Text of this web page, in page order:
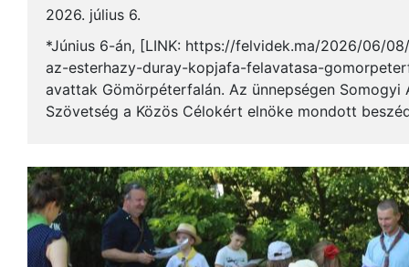
2026. július 6.
*Június 6-án, [LINK: https://felvidek.ma/2026/06/
az-esterhazy-duray-kopjafa-felavatasa-
avattak Gömörpéterfalán. Az ünnepségen
Szövetség a Közös Célokért elnöke mondott